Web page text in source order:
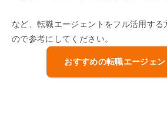
など、転職エージェントをフル活用する
ので参考にしてください。
おすすめの転職エージェン